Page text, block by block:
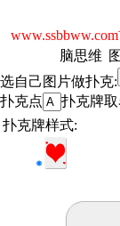
脑思维
选自己图片做扑克:
扑克点
扑克牌取
扑克牌样式: